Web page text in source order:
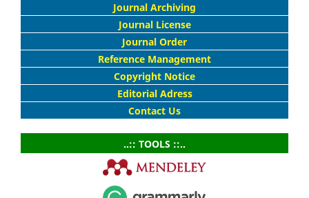
Journal Archiving
Journal License
Journal Order
Reference Management
Copyright Notice
Editorial Adress
Contact Us
..:: TOOLS ::..